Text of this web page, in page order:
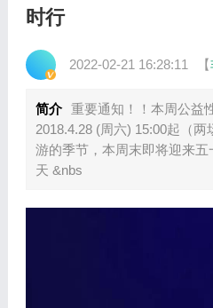
时行
2022-02-21 16:28:11 【
简介 重要通知！！本周公益
2018.4.28 (周六) 15:00起（
游的季节，本周末即将迎来五
天 &nbs